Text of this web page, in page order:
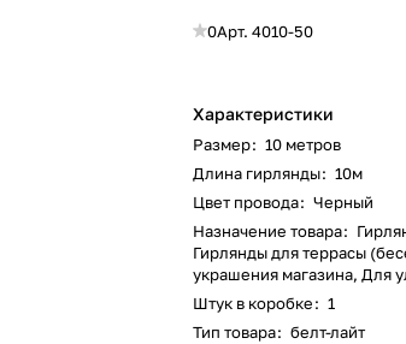
0Арт.4010-50
Характеристики
Размер: 10 метров
Длина гирлянды: 10м
Цвет провода: Черный
Назначение товара:
Гирлянды для террасы
украшения магазина, Для
Штук в коробке: 1
Тип товара: белт-лайт